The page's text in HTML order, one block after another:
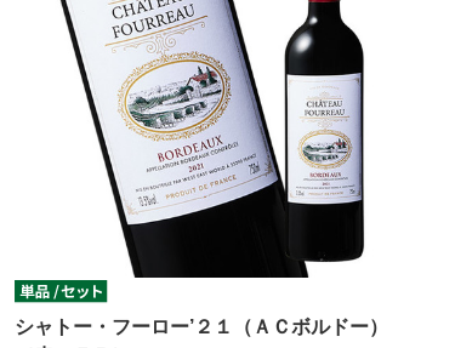
シャトー・フーロー’２１（ＡＣボルドー）